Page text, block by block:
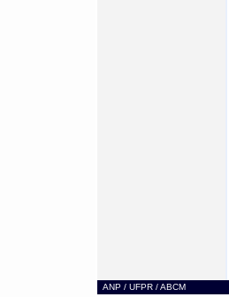
ANP / UFPR / ABCM